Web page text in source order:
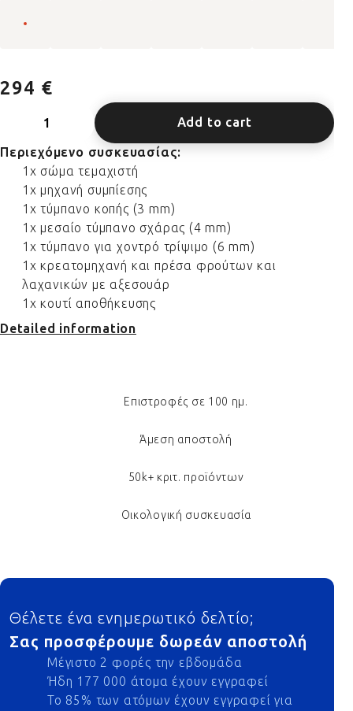
294 €
Add to cart
Περιεχόμενο συσκευασίας:
1x σώμα τεμαχιστή
1x μηχανή συμπίεσης
1x τύμπανο κοπής (3 mm)
1x μεσαίο τύμπανο σχάρας (4 mm)
1x τύμπανο για χοντρό τρίψιμο (6 mm)
1x κρεατομηχανή και πρέσα φρούτων και
λαχανικών με αξεσουάρ
1x κουτί αποθήκευσης
Detailed information
Επιστροφές σε 100 ημ.
Άμεση αποστολή
50k+ κριτ. προϊόντων
Οικολογική συσκευασία
Footer
Θέλετε ένα ενημερωτικό δελτίο;
Σας προσφέρουμε δωρεάν αποστολή
Μέγιστο 2 φορές την εβδομάδα
Ήδη 177 000 άτομα έχουν εγγραφεί
Το 85% των ατόμων έχουν εγγραφεί για